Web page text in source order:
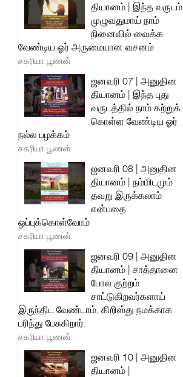
தியானம் | இந்த வருடம்
முழுவதுமாய் நாம்
நினைவில் வைக்க
வேண்டிய ஓர் அருமையான வசனம்
சகரியா பூணன்
ஜனவரி 07 | அனுதின
தியானம் | இந்த புது
வருடத்தில் நாம் கற்றுக்
கொள்ள வேண்டிய ஓர்
நல்ல பழக்கம்
சகரியா பூணன்
ஜனவரி 08 | அனுதின
தியானம் | நம்மிடமும்
தவறு இருக்கலாம்
என்பதை
ஒப்புக்கொள்வோம்
சகரியா பூணன்
ஜனவரி 09 | அனுதின
தியானம் | சாத்தானை
போல குற்றம்
சாட்டுகிறவர்களாய்
இருந்திட வேண்டாம், கிறிஸ்து நமக்காக
பரிந்து பேசுகிறார்.
சகரியா பூணன்
ஜனவரி 10 | அனுதின
தியானம் |